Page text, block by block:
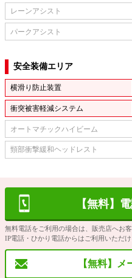
レーンアシスト
パークアシスト
安全装備エリア
横滑り防止装置
衝突被害軽減システム
オートマチックハイビーム
頸部衝撃緩和ヘッドレスト
【無料】
無料電話をご利用の場合は、販売店へお
IP電話・ひかり電話からはご利用いただけ
【無料】